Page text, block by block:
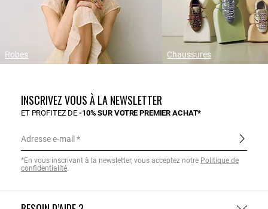
Robes Chaussures
INSCRIVEZ VOUS À LA NEWSLETTER
ET PROFITEZ DE-10% SUR VOTRE PREMIER ACHAT*
Adresse e-mail
*En vous inscrivant à la newsletter, vous acceptez notre Politique de
confidentialité.